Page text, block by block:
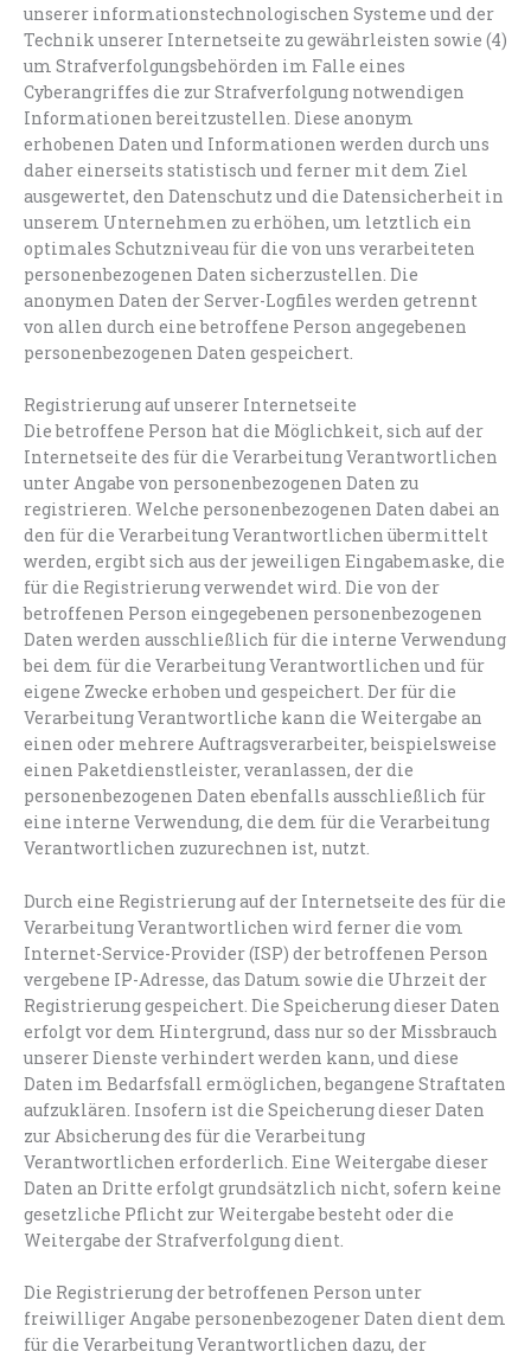
unserer informationstechnologischen Systeme und der
Technik unserer Internetseite zu gewährleisten sowie (4)
um Strafverfolgungsbehörden im Falle eines
Cyberangriffes die zur Strafverfolgung notwendigen
Informationen bereitzustellen. Diese anonym
erhobenen Daten und Informationen werden durch uns
daher einerseits statistisch und ferner mit dem Ziel
ausgewertet, den Datenschutz und die Datensicherheit in
unserem Unternehmen zu erhöhen, um letztlich ein
optimales Schutzniveau für die von uns verarbeiteten
personenbezogenen Daten sicherzustellen. Die
anonymen Daten der Server-Logfiles werden getrennt
von allen durch eine betroffene Person angegebenen
personenbezogenen Daten gespeichert.
Registrierung auf unserer Internetseite
Die betroffene Person hat die Möglichkeit, sich auf der
Internetseite des für die Verarbeitung Verantwortlichen
unter Angabe von personenbezogenen Daten zu
registrieren. Welche personenbezogenen Daten dabei an
den für die Verarbeitung Verantwortlichen übermittelt
werden, ergibt sich aus der jeweiligen Eingabemaske, die
für die Registrierung verwendet wird. Die von der
betroffenen Person eingegebenen personenbezogenen
Daten werden ausschließlich für die interne Verwendung
bei dem für die Verarbeitung Verantwortlichen und für
eigene Zwecke erhoben und gespeichert. Der für die
Verarbeitung Verantwortliche kann die Weitergabe an
einen oder mehrere Auftragsverarbeiter, beispielsweise
einen Paketdienstleister, veranlassen, der die
personenbezogenen Daten ebenfalls ausschließlich für
eine interne Verwendung, die dem für die Verarbeitung
Verantwortlichen zuzurechnen ist, nutzt.
Durch eine Registrierung auf der Internetseite des für die
Verarbeitung Verantwortlichen wird ferner die vom
Internet-Service-Provider (ISP) der betroffenen Person
vergebene IP-Adresse, das Datum sowie die Uhrzeit der
Registrierung gespeichert. Die Speicherung dieser Daten
erfolgt vor dem Hintergrund, dass nur so der Missbrauch
unserer Dienste verhindert werden kann, und diese
Daten im Bedarfsfall ermöglichen, begangene Straftaten
aufzuklären. Insofern ist die Speicherung dieser Daten
zur Absicherung des für die Verarbeitung
Verantwortlichen erforderlich. Eine Weitergabe dieser
Daten an Dritte erfolgt grundsätzlich nicht, sofern keine
gesetzliche Pflicht zur Weitergabe besteht oder die
Weitergabe der Strafverfolgung dient.
Die Registrierung der betroffenen Person unter
freiwilliger Angabe personenbezogener Daten dient dem
für die Verarbeitung Verantwortlichen dazu, der